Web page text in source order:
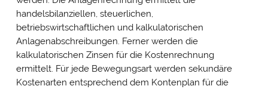
handelsbilanziellen, steuerlichen,
betriebswirtschaftlichen und kalkulatorischen
Anlagenabschreibungen. Ferner werden die
kalkulatorischen Zinsen für die Kostenrechnung
ermittelt. Für jede Bewegungsart werden sekundäre
Kostenarten entsprechend dem Kontenplan für die